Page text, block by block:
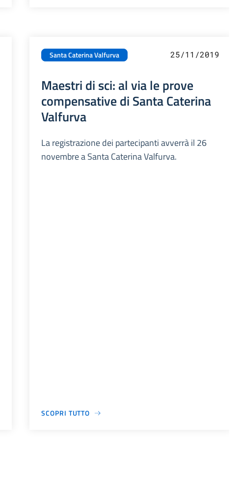
Santa Caterina Valfurva 25/11/2019
Maestri di sci: al via le prove
compensative di Santa Caterina
Valfurva
La registrazione dei partecipanti avverrà il 26
novembre a Santa Caterina Valfurva.
SCOPRI TUTTO